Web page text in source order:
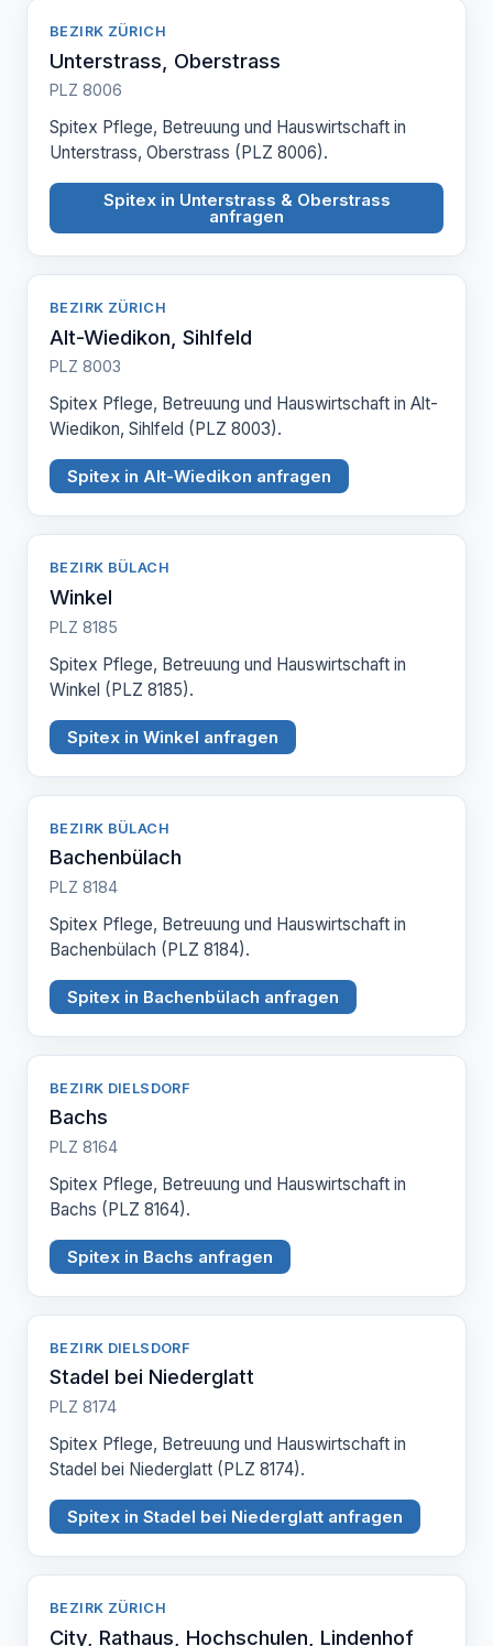
BEZIRK ZÜRICH
Unterstrass, Oberstrass
PLZ 8006
Spitex Pflege, Betreuung und Hauswirtschaft in
Unterstrass, Oberstrass (PLZ 8006).
Spitex in Unterstrass & Oberstrass
anfragen
BEZIRK ZÜRICH
Alt-Wiedikon, Sihlfeld
PLZ 8003
Spitex Pflege, Betreuung und Hauswirtschaft in Alt-
Wiedikon, Sihlfeld (PLZ 8003).
Spitex in Alt-Wiedikon anfragen
BEZIRK BÜLACH
Winkel
PLZ 8185
Spitex Pflege, Betreuung und Hauswirtschaft in
Winkel (PLZ 8185).
Spitex in Winkel anfragen
BEZIRK BÜLACH
Bachenbülach
PLZ 8184
Spitex Pflege, Betreuung und Hauswirtschaft in
Bachenbülach (PLZ 8184).
Spitex in Bachenbülach anfragen
BEZIRK DIELSDORF
Bachs
PLZ 8164
Spitex Pflege, Betreuung und Hauswirtschaft in
Bachs (PLZ 8164).
Spitex in Bachs anfragen
BEZIRK DIELSDORF
Stadel bei Niederglatt
PLZ 8174
Spitex Pflege, Betreuung und Hauswirtschaft in
Stadel bei Niederglatt (PLZ 8174).
Spitex in Stadel bei Niederglatt anfragen
BEZIRK ZÜRICH
City, Rathaus, Hochschulen, Lindenhof